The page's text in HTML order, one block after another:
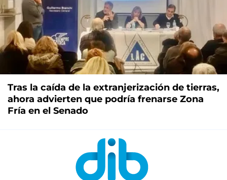
Tras la caída de la extranjerización de tierras,
ahora advierten que podría frenarse Zona
Fría en el Senado